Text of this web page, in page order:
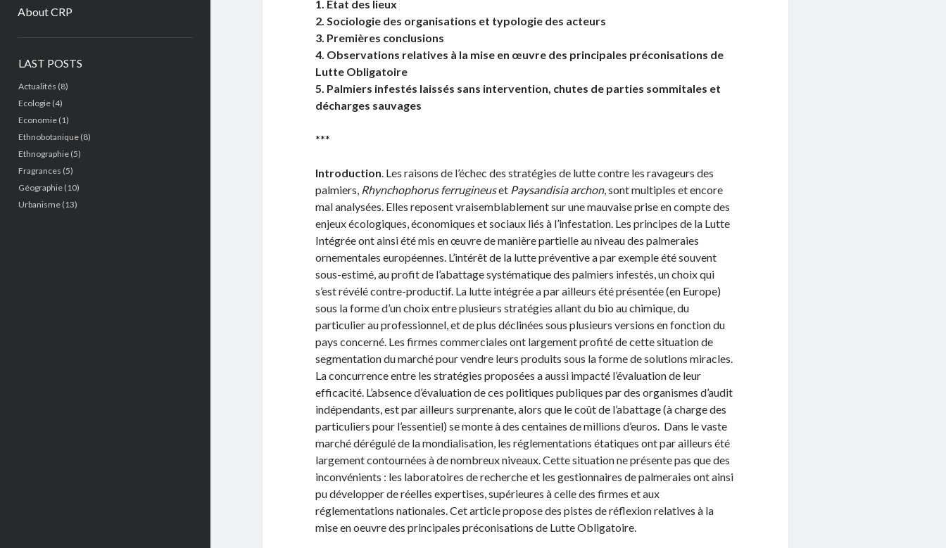
About CRP
LAST POSTS
Actualités (8)
Ecologie(4)
Economie(1)
Ethnobotanique(8)
Ethnographie(5)
Fragrances (5)
Géographie(10)
Urbanisme(13)
1. Etat des lieux
2. Sociologie des organisations et typologie des acteurs
3. Premières conclusions
4. Observations relatives à la mise en œuvre des principales préconisations de
Lutte Obligatoire
5. Palmiers infestés laissés sans intervention, chutes de parties sommitales et
décharges sauvages
***
Introduction . Les raisons de l’échec des stratégies de lutte contre les ravageurs des
palmiers, Rhynchophorus ferrugineuset Paysandisia archon, sont multiples et encore
mal analysées. Elles reposent vraisemblablement sur une mauvaise prise en compte des
enjeux écologiques, économiques et sociaux liés à l’infestation. Les principes de la Lutte
Intégrée ont ainsi été mis en œuvre de manière partielle au niveau des palmeraies
ornementales européennes. L’intérêt de la lutte préventive a par exemple été souvent
sous-estimé, au profit de l’abattage systématique des palmiers infestés, un choix qui
s’est révélé contre-productif. La lutte intégrée a par ailleurs été présentée (en Europe)
sous la forme d’un choix entre plusieurs stratégies allant du bio au chimique, du
particulier au professionnel, et de plus déclinées sous plusieurs versions en fonction du
pays concerné. Les firmes commerciales ont largement profité de cette situation de
segmentation du marché pour vendre leurs produits sous la forme de solutions miracles.
La concurrence entre les stratégies proposées a aussi impacté l’évaluation de leur
efficacité. L’absence d’évaluation de ces politiques publiques par des organismes d’audit
indépendants, est par ailleurs surprenante, alors que le coût de l’abattage (à charge des
particuliers pour l’essentiel) se monte à des centaines de millions d’euros. Dans le vaste
marché dérégulé de la mondialisation, les réglementations étatiques ont par ailleurs été
largement contournées à de nombreux niveaux. Cette situation ne présente pas que des
inconvénients : les laboratoires de recherche et les gestionnaires de palmeraies ont ainsi
pu développer de réelles expertises, supérieures à celle des firmes et aux
réglementations nationales. Cet article propose des pistes de réflexion relatives à la
mise en oeuvre des principales préconisations de Lutte Obligatoire.